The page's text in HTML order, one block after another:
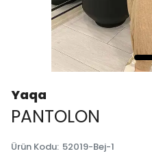
Yaqa
PANTOLON
Ürün Kodu: 52019-Bej-1